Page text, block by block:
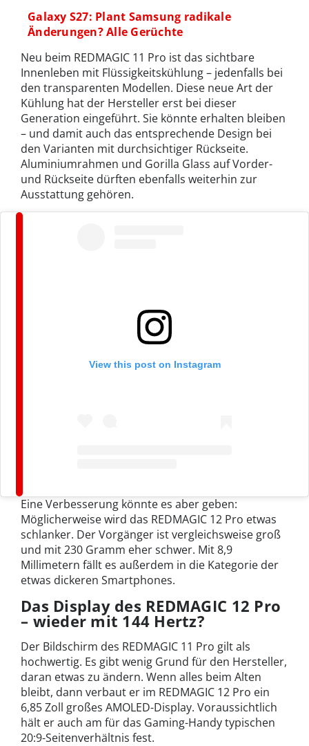
Galaxy S27: Plant Samsung radikale
Änderungen? Alle Gerüchte
Neu beim REDMAGIC 11 Pro ist das sichtbare
Innenleben mit Flüssigkeitskühlung – jedenfalls bei
den transparenten Modellen. Diese neue Art der
Kühlung hat der Hersteller erst bei dieser
Generation eingeführt. Sie könnte erhalten bleiben
– und damit auch das entsprechende Design bei
den Varianten mit durchsichtiger Rückseite.
Aluminiumrahmen und Gorilla Glass auf Vorder-
und Rückseite dürften ebenfalls weiterhin zur
Ausstattung gehören.
View this post on Instagram
Eine Verbesserung könnte es aber geben:
Möglicherweise wird das REDMAGIC 12 Pro etwas
schlanker. Der Vorgänger ist vergleichsweise groß
und mit 230 Gramm eher schwer. Mit 8,9
Millimetern fällt es außerdem in die Kategorie der
etwas dickeren Smartphones.
Das Display des REDMAGIC 12 Pro
– wieder mit 144 Hertz?
Der Bildschirm des REDMAGIC 11 Pro gilt als
hochwertig. Es gibt wenig Grund für den Hersteller,
daran etwas zu ändern. Wenn alles beim Alten
bleibt, dann verbaut er im REDMAGIC 12 Pro ein
6,85 Zoll großes AMOLED-Display. Voraussichtlich
hält er auch am für das Gaming-Handy typischen
20:9-Seitenverhältnis fest.